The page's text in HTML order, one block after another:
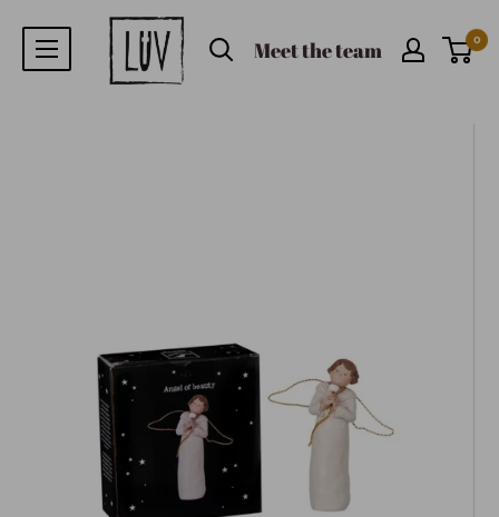
Meet the team 0